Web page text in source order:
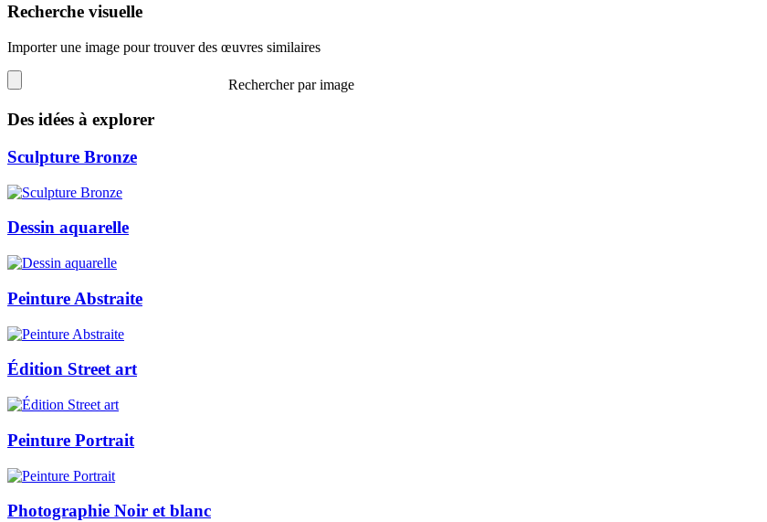
Recherche visuelle
Importer une image pour trouver des œuvres similaires
Rechercher par image
Des idées à explorer
Sculpture Bronze
Dessin aquarelle
Peinture Abstraite
Édition Street art
Peinture Portrait
Photographie Noir et blanc